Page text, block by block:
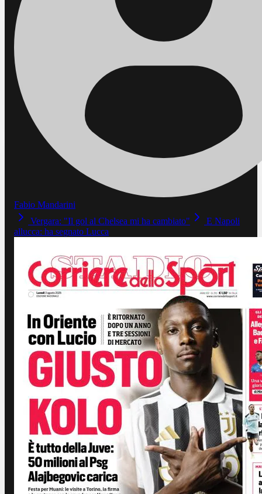
Fabio Mandarini
Vergara: "Il gol al Chelsea mi ha cambiato"
E Napoli
allucca: ha segnato Lucca